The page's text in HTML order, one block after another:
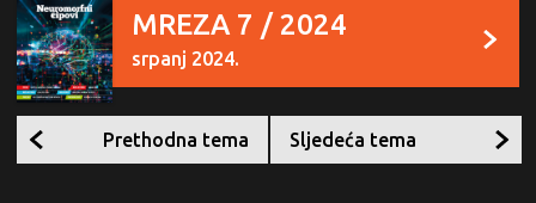
MREZA 7 / 2024
srpanj 2024.
Prethodna tema Sljedeća tema